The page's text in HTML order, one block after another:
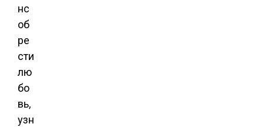
нс
об
ре
сти
лю
бо
вь,
узн